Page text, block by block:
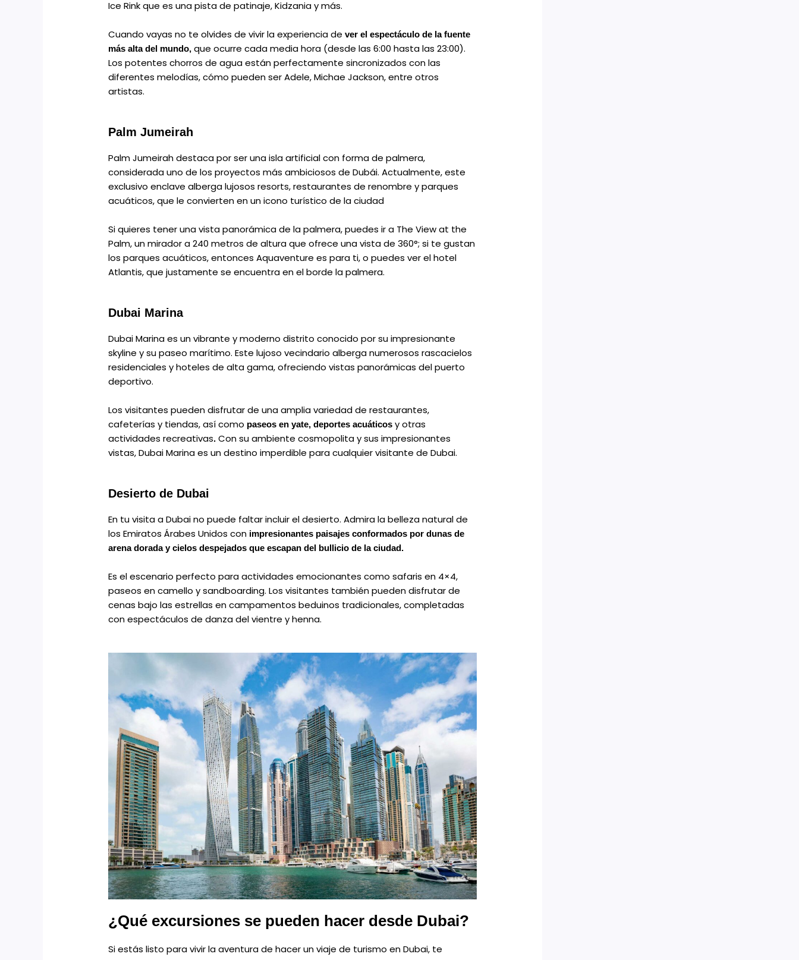
Ice Rink que es una pista de patinaje, Kidzania y más.
Cuando vayas no te olvides de vivir la experiencia de ver el espectáculo de la fuente
más alta del mundo,que ocurre cada media hora (desde las 6:00 hasta las 23:00).
Los potentes chorros de agua están perfectamente sincronizados con las
diferentes melodías, cómo pueden ser Adele, Michae Jackson, entre otros
artistas.
Palm Jumeirah
Palm Jumeirah destaca por ser una isla artificial con forma de palmera,
considerada uno de los proyectos más ambiciosos de Dubái. Actualmente, este
exclusivo enclave alberga lujosos resorts, restaurantes de renombre y parques
acuáticos, que le convierten en un icono turístico de la ciudad
Si quieres tener una vista panorámica de la palmera, puedes ir a The View at the
Palm, un mirador a 240 metros de altura que ofrece una vista de 360°; si te gustan
los parques acuáticos, entonces Aquaventure es para ti, o puedes ver el hotel
Atlantis, que justamente se encuentra en el borde la palmera.
Dubai Marina
Dubai Marina es un vibrante y moderno distrito conocido por su impresionante
skyline y su paseo marítimo. Este lujoso vecindario alberga numerosos rascacielos
residenciales y hoteles de alta gama, ofreciendo vistas panorámicas del puerto
deportivo.
Los visitantes pueden disfrutar de una amplia variedad de restaurantes,
cafeterías y tiendas, así como paseos en yate, deportes acuáticosy otras
actividades recreativas. Con su ambiente cosmopolita y sus impresionantes
vistas, Dubai Marina es un destino imperdible para cualquier visitante de Dubai.
Desierto de Dubai
En tu visita a Dubai no puede faltar incluir el desierto. Admira la belleza natural de
los Emiratos Árabes Unidos con impresionantes paisajes conformados por dunas de
arena dorada y cielos despejados que escapan del bullicio de la ciudad.
Es el escenario perfecto para actividades emocionantes como safaris en 4×4,
paseos en camello y sandboarding. Los visitantes también pueden disfrutar de
cenas bajo las estrellas en campamentos beduinos tradicionales, completadas
con espectáculos de danza del vientre y henna.
¿Qué excursiones se pueden hacer desde Dubai?
Si estás listo para vivir la aventura de hacer un viaje de turismo en Dubai, te